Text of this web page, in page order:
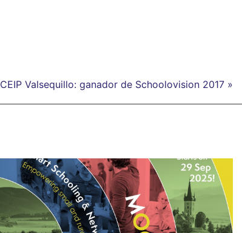
CEIP Valsequillo: ganador de Schoolovision 2017 »